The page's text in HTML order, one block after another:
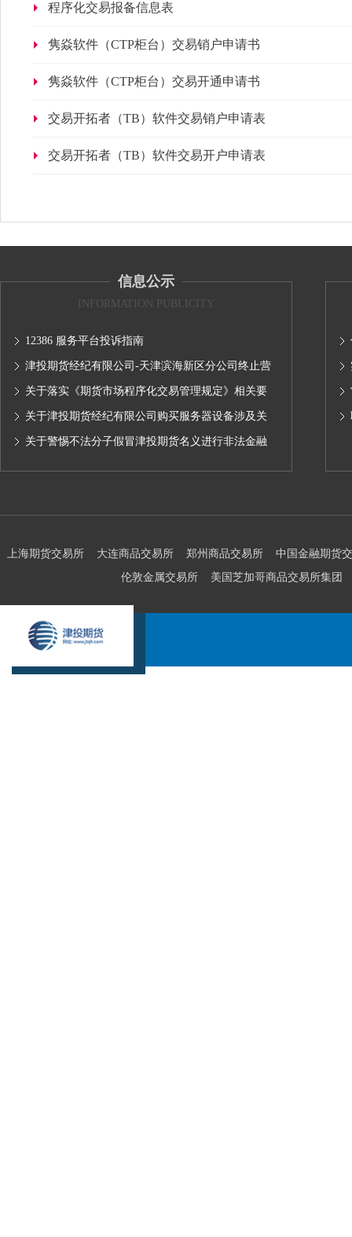
程序化交易报备信息表
隽焱软件（CTP柜台）交易销户申请书
隽焱软件（CTP柜台）交易开通申请书
交易开拓者（TB）软件交易销户申请表
交易开拓者（TB）软件交易开户申请表
信息公示
INFORMATION PUBLICITY
12386 服务平台投诉指南
津投期货经纪有限公司-天津滨海新区分公司终止营
业的公告
关于落实《期货市场程序化交易管理规定》相关要
求,无限易终端版本调整及客户通知
关于津投期货经纪有限公司购买服务器设备涉及关
联交易情况的公示
关于警惕不法分子假冒津投期货名义进行非法金融
上海期货交易所 大连商品交易所 郑州商品交易所
中国金融期货
伦敦金属交易所
美国芝加哥商品交易所集团